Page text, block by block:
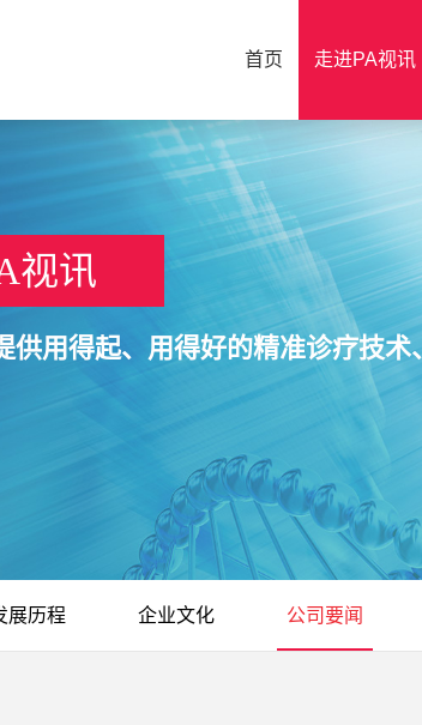
首页 走进PA视讯
视讯
供用得起、用得好的精准诊疗技术
展历程 企业文化 公司要闻